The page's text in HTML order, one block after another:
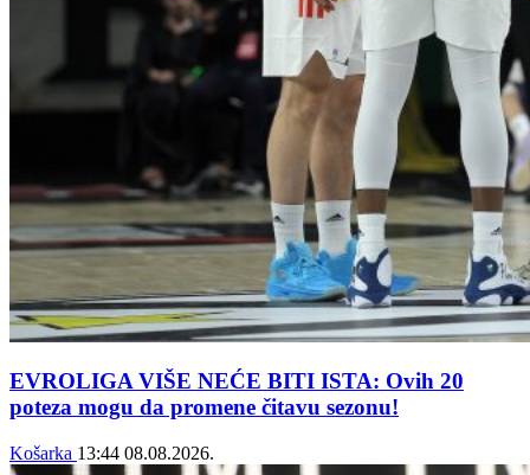
EVROLIGA VIŠE NEĆE BITI ISTA: Ovih 20
poteza mogu da promene čitavu sezonu!
Košarka 13:44 08.08.2026.